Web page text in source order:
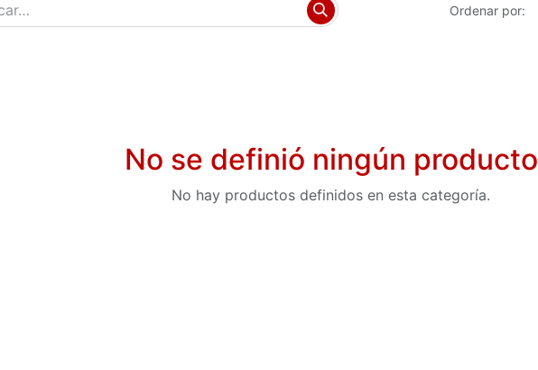
Ordenar por:
No se definió ningún producto
No hay productos definidos en esta categoría.